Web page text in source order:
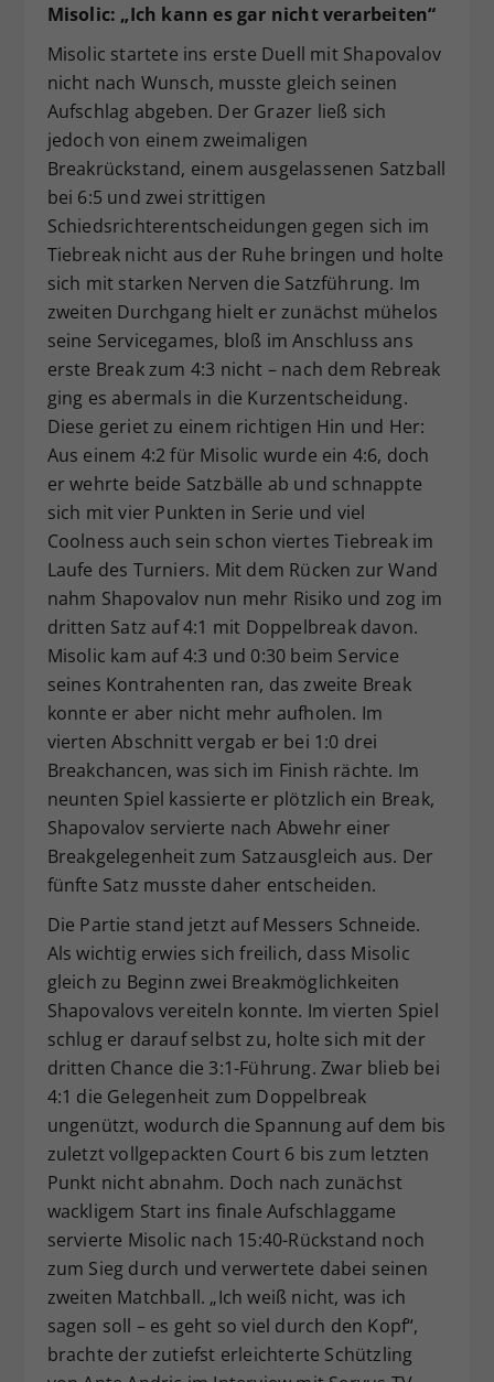
Misolic: „Ich kann es gar nicht verarbeiten“
Misolic startete ins erste Duell mit Shapovalov
nicht nach Wunsch, musste gleich seinen
Aufschlag abgeben. Der Grazer ließ sich
jedoch von einem zweimaligen
Breakrückstand, einem ausgelassenen Satzball
bei 6:5 und zwei strittigen
Schiedsrichterentscheidungen gegen sich im
Tiebreak nicht aus der Ruhe bringen und holte
sich mit starken Nerven die Satzführung. Im
zweiten Durchgang hielt er zunächst mühelos
seine Servicegames, bloß im Anschluss ans
erste Break zum 4:3 nicht – nach dem Rebreak
ging es abermals in die Kurzentscheidung.
Diese geriet zu einem richtigen Hin und Her:
Aus einem 4:2 für Misolic wurde ein 4:6, doch
er wehrte beide Satzbälle ab und schnappte
sich mit vier Punkten in Serie und viel
Coolness auch sein schon viertes Tiebreak im
Laufe des Turniers. Mit dem Rücken zur Wand
nahm Shapovalov nun mehr Risiko und zog im
dritten Satz auf 4:1 mit Doppelbreak davon.
Misolic kam auf 4:3 und 0:30 beim Service
seines Kontrahenten ran, das zweite Break
konnte er aber nicht mehr aufholen. Im
vierten Abschnitt vergab er bei 1:0 drei
Breakchancen, was sich im Finish rächte. Im
neunten Spiel kassierte er plötzlich ein Break,
Shapovalov servierte nach Abwehr einer
Breakgelegenheit zum Satzausgleich aus. Der
fünfte Satz musste daher entscheiden.
Die Partie stand jetzt auf Messers Schneide.
Als wichtig erwies sich freilich, dass Misolic
gleich zu Beginn zwei Breakmöglichkeiten
Shapovalovs vereiteln konnte. Im vierten Spiel
schlug er darauf selbst zu, holte sich mit der
dritten Chance die 3:1-Führung. Zwar blieb bei
4:1 die Gelegenheit zum Doppelbreak
ungenützt, wodurch die Spannung auf dem bis
zuletzt vollgepackten Court 6 bis zum letzten
Punkt nicht abnahm. Doch nach zunächst
wackligem Start ins finale Aufschlaggame
servierte Misolic nach 15:40-Rückstand noch
zum Sieg durch und verwertete dabei seinen
zweiten Matchball. „Ich weiß nicht, was ich
sagen soll – es geht so viel durch den Kopf“,
brachte der zutiefst erleichterte Schützling